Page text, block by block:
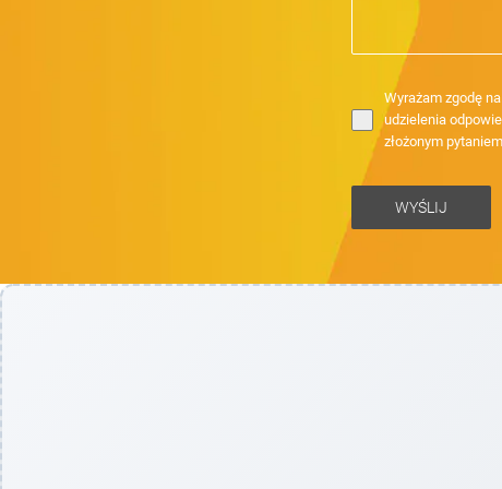
Wyrażam zgodę
udzielenia
złożonym
WYŚLIJ